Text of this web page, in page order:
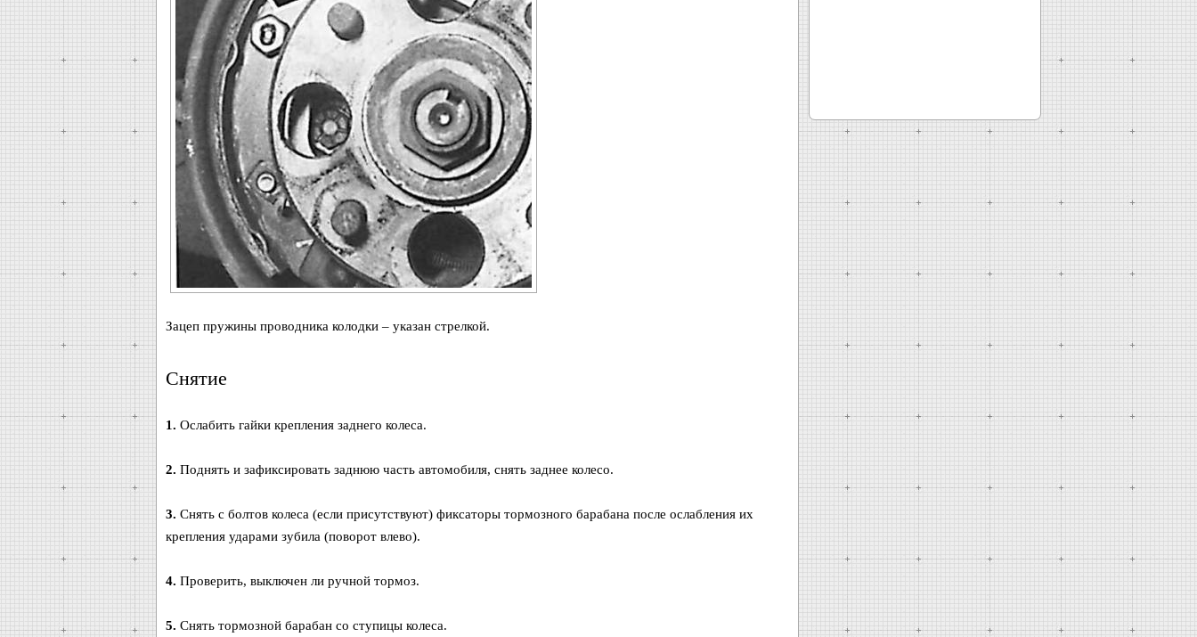
Зацеп пружины проводника колодки – указан стрелкой.
Снятие
1. Ослабить гайки крепления заднего колеса.
2. Поднять и зафиксировать заднюю часть автомобиля, снять заднее колесо.
3. Снять с болтов колеса (если присутствуют) фиксаторы тормозного барабана после ослабления их
крепления ударами зубила (поворот влево).
4. Проверить, выключен ли ручной тормоз.
5. Снять тормозной барабан со ступицы колеса.